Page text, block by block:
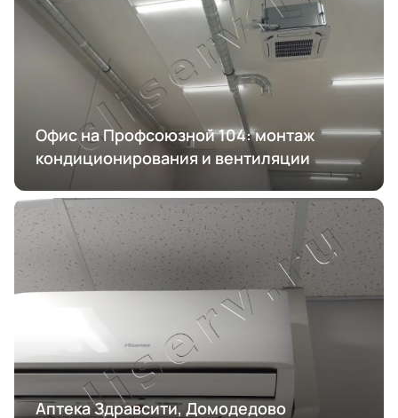
Офис на Профсоюзной 104: монтаж
кондиционирования и вентиляции
Аптека Здравсити, Домодедово